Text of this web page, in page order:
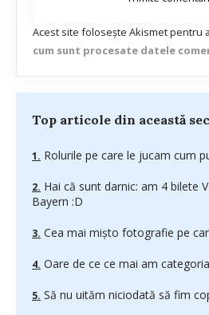
Acest site folosește Akismet pentru
cum sunt procesate datele
Top articole din această
Rolurile pe care le jucam cum
Hai că sunt darnic: am 4 bilete
Bayern :D
Cea mai mişto fotografie pe
Oare de ce ce mai am
Să nu uităm niciodată să fim